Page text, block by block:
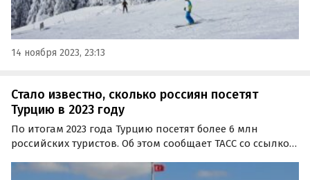
14 ноября 2023, 23:13
Стало известно, сколько россиян посетят
Турцию в 2023 году
По итогам 2023 года Турцию посетят более 6 млн
российских туристов. Об этом сообщает ТАСС со ссылкой
По прогнозу АТОР, российский турпоток в Турцию за 12